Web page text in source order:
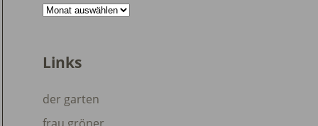
Archiv
Links
der garten